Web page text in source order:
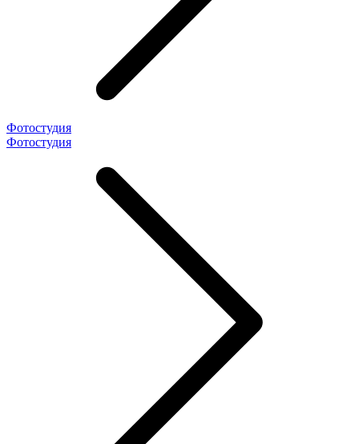
Фотостудия
Фотостудия